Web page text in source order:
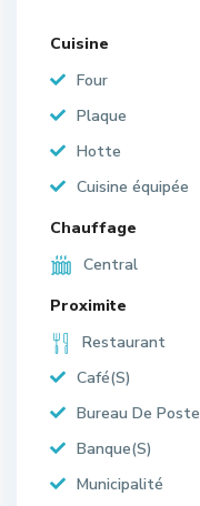
Cuisine
Four
Plaque
Hotte
Cuisine équipée
Chauffage
Central
Proximite
Restaurant
Café(S)
Bureau De Poste
Banque(S)
Municipalité